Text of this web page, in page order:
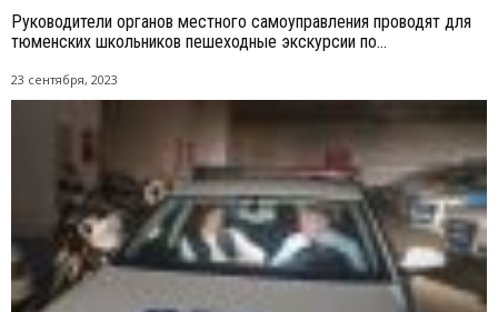
Руководители органов местного самоуправления проводят для
тюменских школьников пешеходные экскурсии по...
23 сентября, 2023